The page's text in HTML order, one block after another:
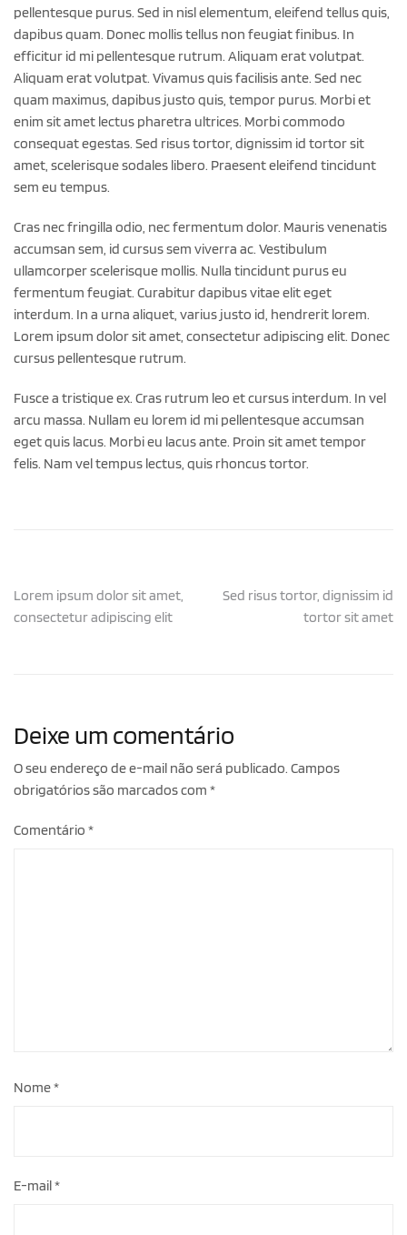
pellentesque purus. Sed in nisl elementum, eleifend tellus quis,
dapibus quam. Donec mollis tellus non feugiat finibus. In
efficitur id mi pellentesque rutrum. Aliquam erat volutpat.
Aliquam erat volutpat. Vivamus quis facilisis ante. Sed nec
quam maximus, dapibus justo quis, tempor purus. Morbi et
enim sit amet lectus pharetra ultrices. Morbi commodo
consequat egestas. Sed risus tortor, dignissim id tortor sit
amet, scelerisque sodales libero. Praesent eleifend tincidunt
sem eu tempus.
Cras nec fringilla odio, nec fermentum dolor. Mauris venenatis
accumsan sem, id cursus sem viverra ac. Vestibulum
ullamcorper scelerisque mollis. Nulla tincidunt purus eu
fermentum feugiat. Curabitur dapibus vitae elit eget
interdum. In a urna aliquet, varius justo id, hendrerit lorem.
Lorem ipsum dolor sit amet, consectetur adipiscing elit. Donec
cursus pellentesque rutrum.
Fusce a tristique ex. Cras rutrum leo et cursus interdum. In vel
arcu massa. Nullam eu lorem id mi pellentesque accumsan
eget quis lacus. Morbi eu lacus ante. Proin sit amet tempor
felis. Nam vel tempus lectus, quis rhoncus tortor.
Navegação
Lorem ipsum dolor sit amet,
consectetur adipiscing elit
Sed risus tortor, dignissim id
tortor sit amet
Deixe um comentário
O seu endereço de e-mail não será publicado. Campos
obrigatórios são marcados com *
Comentário *
Nome*
E-mail*